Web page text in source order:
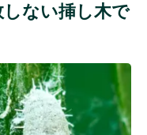
ない挿し木で